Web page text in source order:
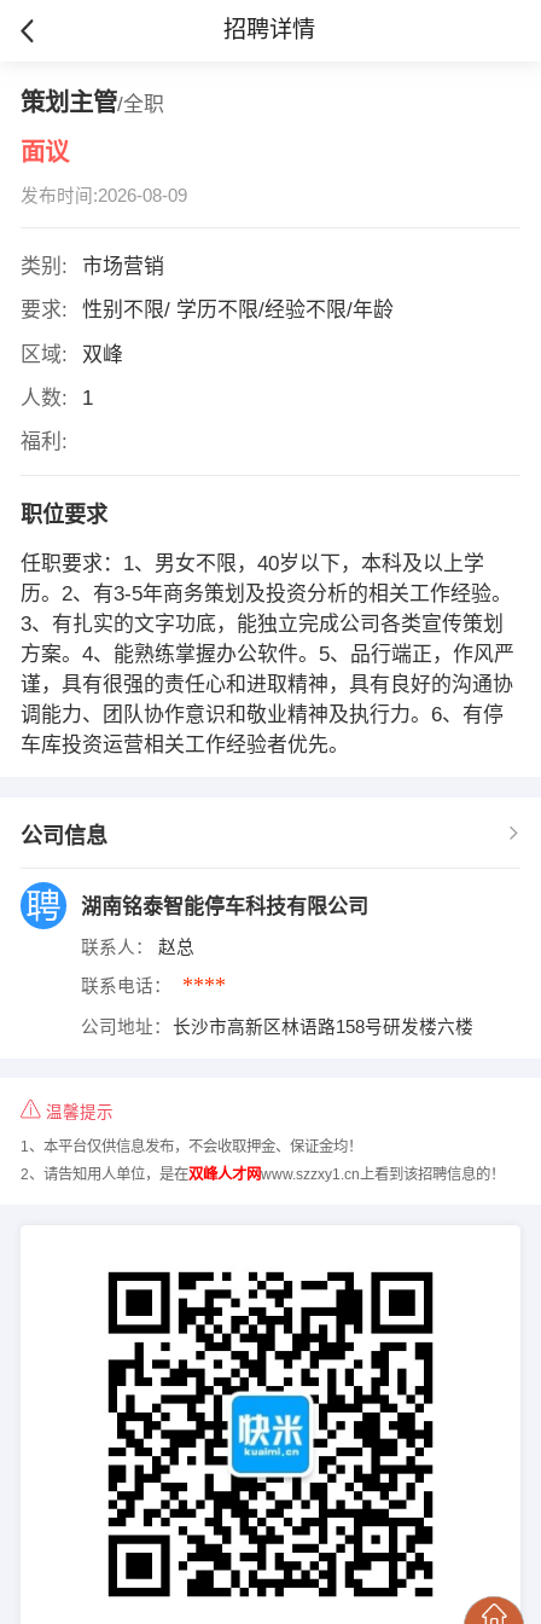
招聘详情
策划主管/全职
面议
发布时间:2026-08-09
类别:
市场营销
要求:
性别不限/ 学历不限/经验不限/年龄
区域:
双峰
人数:
1
福利:
职位要求
任职要求：1、男女不限，40岁以下，本科及以上学
历。2、有3-5年商务策划及投资分析的相关工作经验。
3、有扎实的文字功底，能独立完成公司各类宣传策划
方案。4、能熟练掌握办公软件。5、品行端正，作风严
谨，具有很强的责任心和进取精神，具有良好的沟通协
调能力、团队协作意识和敬业精神及执行力。6、有停
车库投资运营相关工作经验者优先。
公司信息
湖南铭泰智能停车科技有限公司
联系人： 赵总
联系电话： ****
公司地址： 长沙市高新区林语路158号研发楼六楼
温馨提示
1、本平台仅供信息发布，不会收取押金、保证金均！
2、请告知用人单位，是在双峰人才网www.szzxy1.cn上看到该招聘信息的！